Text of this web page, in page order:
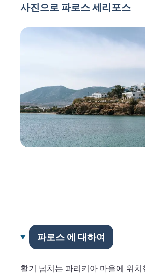
사진으로 파로스 세리포스
파로스 에 대하여
활기 넘치는 파리키아 마을에 위